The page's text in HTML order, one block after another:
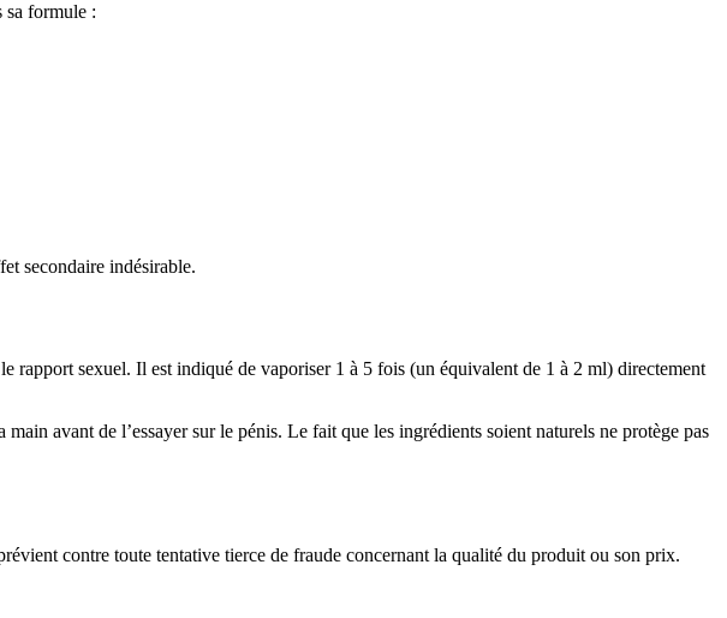
sa formule :
secondaire indésirable.
rapport sexuel. Il est indiqué de vaporiser 1 à 5 fois (un équivalent de 1 à 2 ml) directement
avant de l’essayer sur le pénis. Le fait que les ingrédients soient naturels ne protège pas
contre toute tentative tierce de fraude concernant la qualité du produit ou son prix.